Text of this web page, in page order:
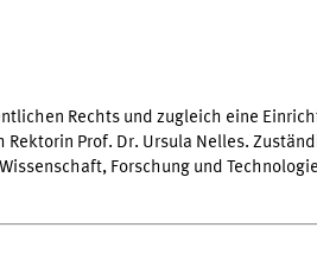
Rechts und zugleich eine
Prof. Dr. Ursula Nelles.
Forschung und